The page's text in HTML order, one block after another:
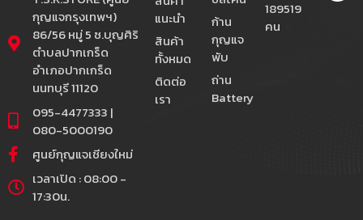
กุญแจกรุงเทพฯ)
86/56 หมู่ 5 ซ.บุญศิริ
ตำบลปากเกร็ด
อำเภอปากเกร็ด
นนทบุรี 11120
095-4477333 |
080-5000190
ศูนย์กุญแจเชียงใหม่
เวลาเปิด : 08:00 -
17:30น.
แนะนำ
สินค้า
ทั้งหมด
ติดต่อ
เรา
ก้าน
กุญแจ
พับ
ถ่าน
Battery
189519
คน